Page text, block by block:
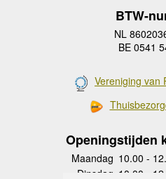
BTW-
NL
BE 0541
Vereniging van
Openingstijden
Maandag 10.00 -
Dinsdag 10.00 -